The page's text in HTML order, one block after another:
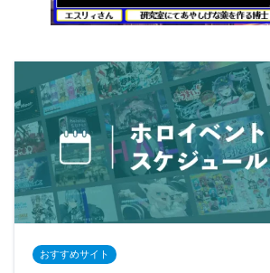
おすすめサイト